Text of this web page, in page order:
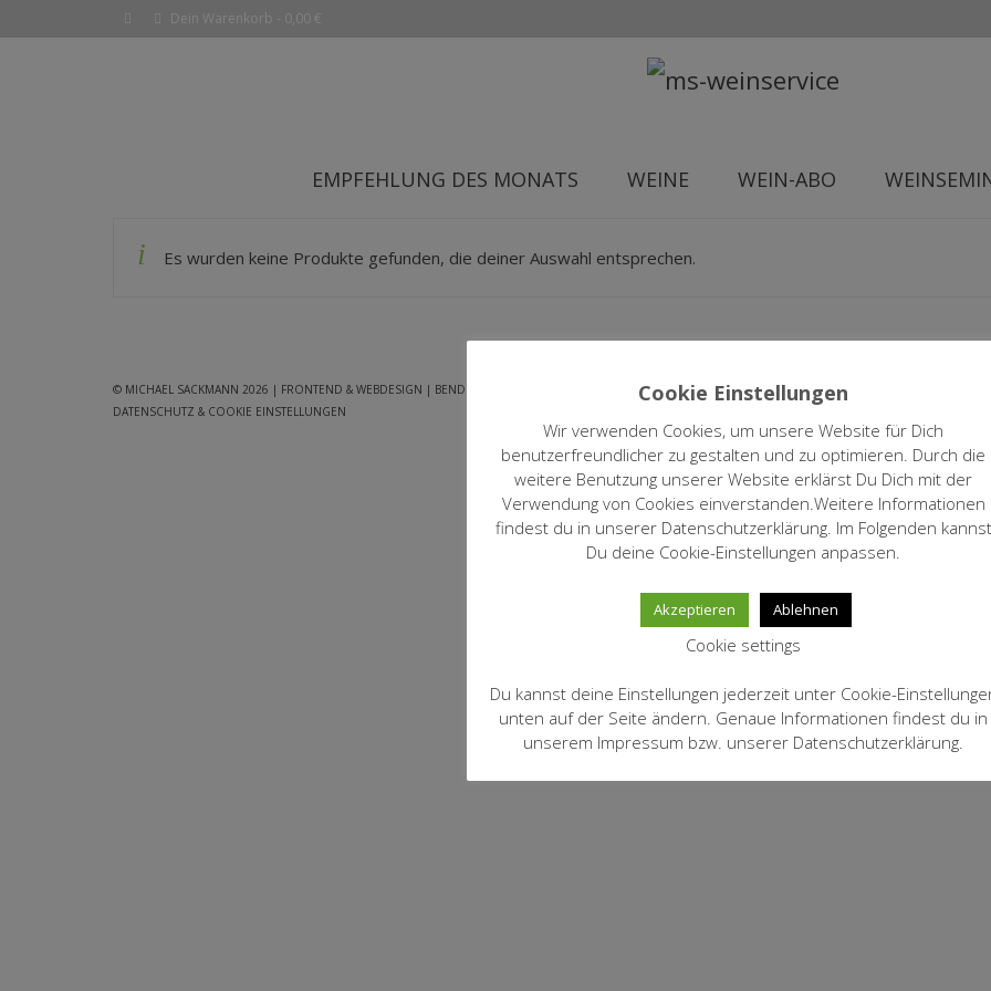
Dein Warenkorb 0,00 €
EMPFEHLUNG DES MONATS WEINE WEIN-ABO
Es wurden keine Produkte gefunden, die deiner Auswahl entsprechen.
© MICHAEL SACKMANN 2026 | FRONTEND & WEBDESIGN | BENDERTAINMENT | MARIO BENDER
DATENSCHUTZ & COOKIE EINSTELLUNGEN
Cookie Einstellungen
Wir verwenden Cookies, um unsere Website für Dich
benutzerfreundlicher zu gestalten und zu optimieren. Durch die
weitere Benutzung unserer Website erklärst Du Dich mit der
Verwendung von Cookies einverstanden.Weitere Informationen
findest du in unserer Datenschutzerklärung. Im Folgenden kannst
Du deine Cookie-Einstellungen anpassen.
Akzeptieren Ablehnen
Cookie settings
Du kannst deine Einstellungen jederzeit unter Cookie-
unten auf der Seite ändern. Genaue Informationen findest du in
unserem Impressum bzw. unserer Datenschutzerklärung.